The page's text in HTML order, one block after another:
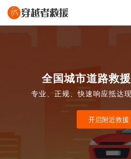
全国城市道路救
专业、正规、快速响应抵达
开启附近救援